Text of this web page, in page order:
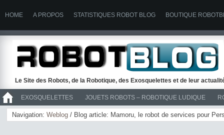
HOME A PROPOS STATISTIQUES ROBOT BLOG BOUTIQUE
Le Site des Robots, de la Robotique, des Exosquelettes et de leur
EXOSQUELETTES JOUETS ROBOTS – ROBOTIQUE LUDIQUE
>> ROBOTS
Navigation: Weblog / Blog article: Mamoru, le robot de services pour